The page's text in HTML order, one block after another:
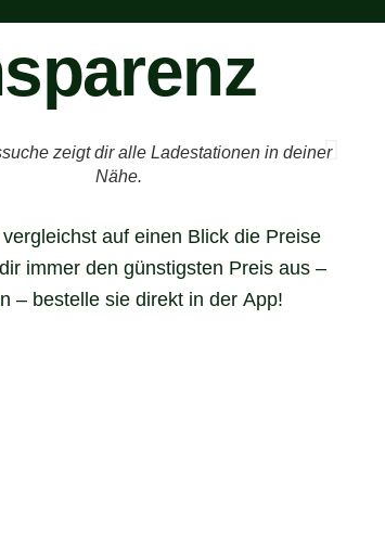
zeigt dir alle Ladestationen in deiner
Nähe.
auf einen Blick die Preise
immer den günstigsten Preis aus –
– bestelle sie direkt in der App!